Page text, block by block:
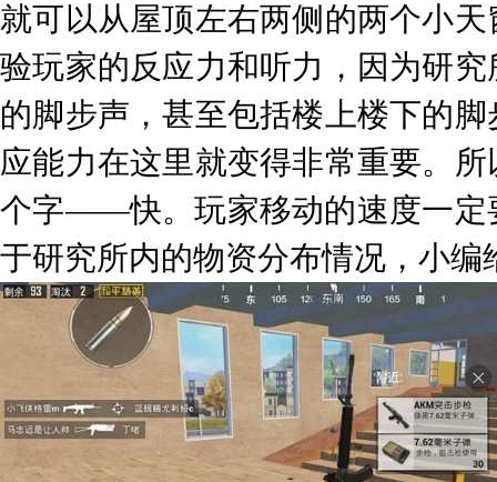
就可以从屋顶左右两侧的两个小
验玩家的反应力和听力，因为研
的脚步声，甚至包括楼上楼下的
应能力在这里就变得非常重要。
个字——快。玩家移动的速度一定
于研究所内的物资分布情况，小